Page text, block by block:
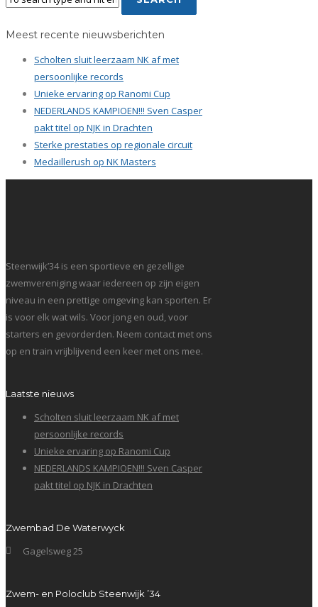
Meest recente nieuwsberichten
Scholten sluit leerzaam NK af met
persoonlijke records
Unieke ervaring op Ranomi Cup
NEDERLANDS KAMPIOEN!!! Sven Casper
pakt titel op NJK in Drachten
Sterke prestaties op regionale circuit
Medaillerush op NK Masters
Steenwijk’34 is een sportieve en gezellige
zwemvereniging waar iedereen op zijn eigen
niveau in een prettige omgeving kan sporten. Er
is voor elk wat wils. Voor jong en oud, voor
starters en gevorderden. Neem contact met ons
op en train vrijblijvend een keer met ons mee.
Laatste nieuws
Scholten sluit leerzaam NK af met
persoonlijke records
Unieke ervaring op Ranomi Cup
NEDERLANDS KAMPIOEN!!! Sven Casper
pakt titel op NJK in Drachten
Zwembad De Waterwyck
Gagelsweg 25
Zwem- en Poloclub Steenwijk ’34